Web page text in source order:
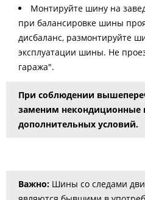
Монтируйте шину на
при балансировке шины
дисбаланс, размонтируйте
эксплуатации шины. Не
гаража".
При соблюдении
заменим некондиционные
дополнительных условий.
Важно: Шины со следами